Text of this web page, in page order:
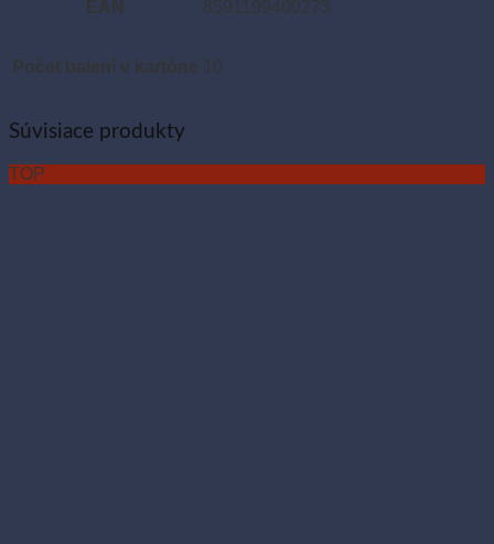
EAN 8591199400273
Počet balení v kartóne 10
Súvisiace produkty
TOP